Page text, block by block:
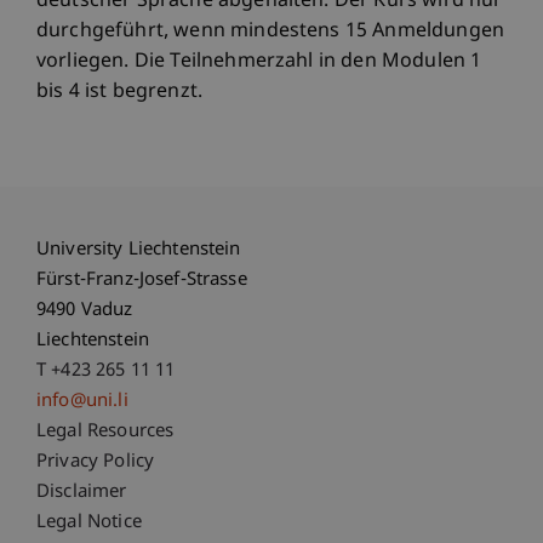
durchgeführt, wenn mindestens 15 Anmeldungen
vorliegen. Die Teilnehmerzahl in den Modulen 1
bis 4 ist begrenzt.
University Liechtenstein
Fürst-Franz-Josef-Strasse
9490 Vaduz
Liechtenstein
T +423 265 11 11
info@uni.li
Fußzeile Rechtliche Hinweise
Legal Resources
Privacy Policy
Disclaimer
Legal Notice